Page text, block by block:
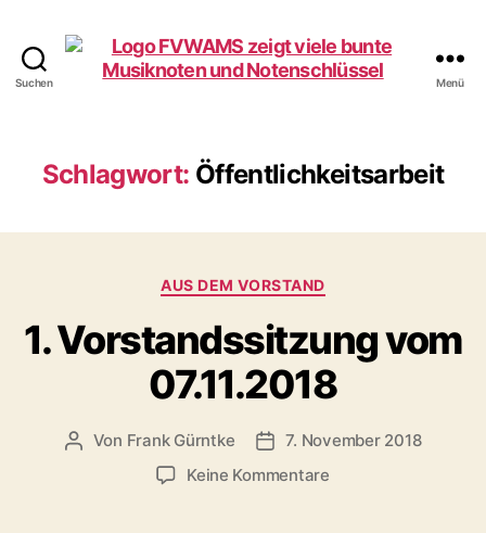
Suchen Menü
Schlagwort: Öffentlichkeitsarbeit
Kategorien
AUS DEM VORSTAND
1. Vorstandssitzung vom
07.11.2018
Beitragsautor
Von Frank Gürntke Veröffentlichungsdatum
7. November 2018
Keine Kommentarezu